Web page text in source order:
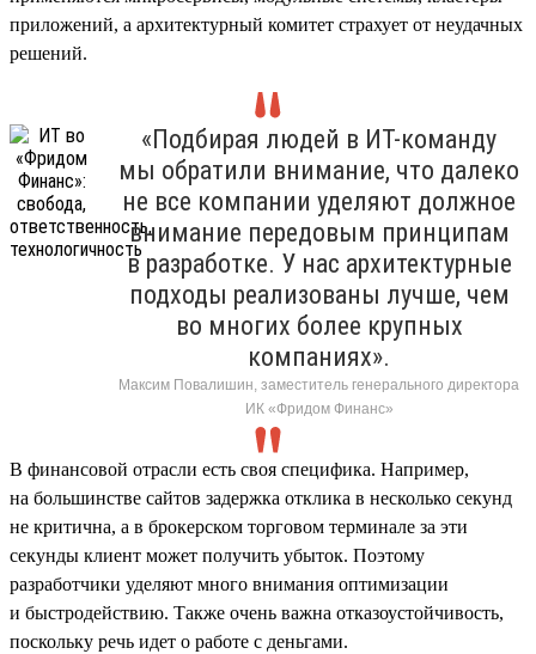
приложений, а архитектурный комитет страхует от неудачных
решений.
«Подбирая людей в ИТ-команду
мы обратили внимание, что далеко
не все компании уделяют должное
внимание передовым принципам
в разработке. У нас архитектурные
подходы реализованы лучше, чем
во многих более крупных
компаниях».
Максим Повалишин, заместитель генерального директора
ИК «Фридом Финанс»
В финансовой отрасли есть своя специфика. Например,
на большинстве сайтов задержка отклика в несколько секунд
не критична, а в брокерском торговом терминале за эти
секунды клиент может получить убыток. Поэтому
разработчики уделяют много внимания оптимизации
и быстродействию. Также очень важна отказоустойчивость,
поскольку речь идет о работе с деньгами.